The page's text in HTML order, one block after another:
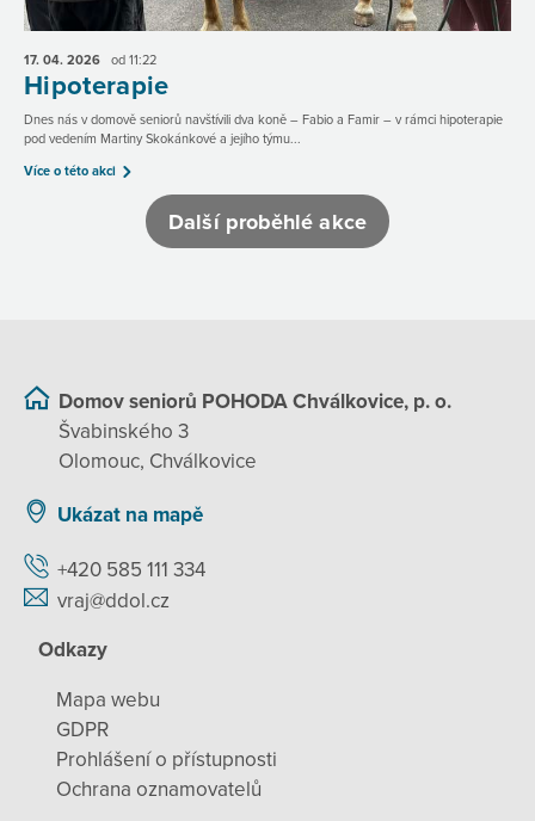
17. 04. 2026 od 11:22
Hipoterapie
Dnes nás v domově seniorů navštívili dva koně – Fabio a Famir – v rámci hipoterapie
pod vedením Martiny Skokánkové a jejího týmu...
Více o této akci
Další proběhlé akce
Domov seniorů POHODA Chválkovice, p. o.
Švabinského 3
Olomouc, Chválkovice
Ukázat na mapě
+420 585 111 334
vraj@ddol.cz
Odkazy
Mapa webu
GDPR
Prohlášení o přístupnosti
Ochrana oznamovatelů